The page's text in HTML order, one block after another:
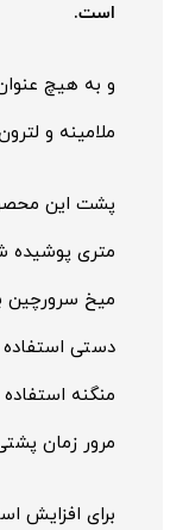
است.
و به هیچ
ملامینه و
پشت این
متری پوشیده
میخ سرورچین
دستی
منگنه
مرور زمان
برای افزایش